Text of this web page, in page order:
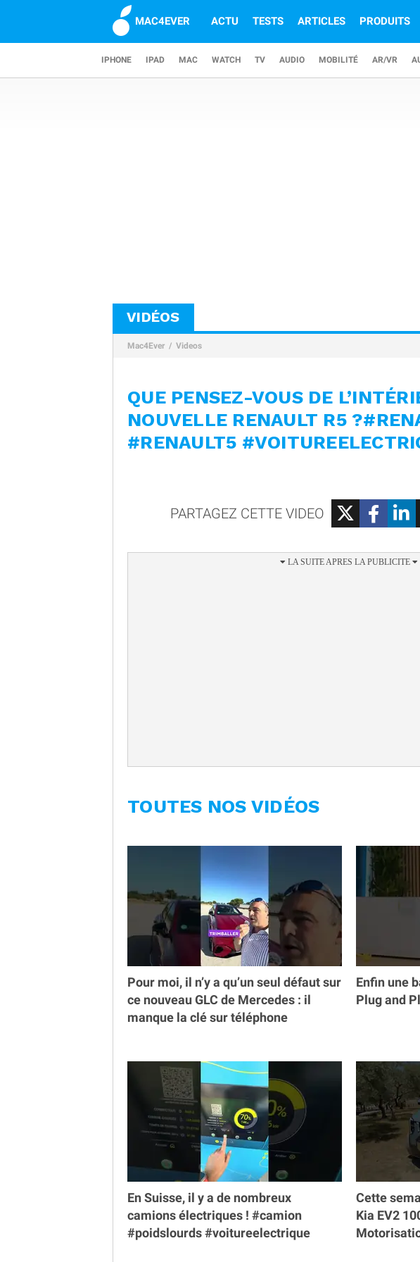
MAC4EVER ACTU TESTS ARTICLES PRODUITS
IPHONE IPAD MAC WATCH TV AUDIO MOBILITÉ AR/VR
VIDÉOS
Mac4Ever Videos
QUE PENSEZ-VOUS DE
NOUVELLE RENAULT R5
#RENAULT5
PARTAGEZ CETTE VIDEO
TOUTES NOS VIDÉOS
Pour moi, il n’y a qu’un seul défaut sur
ce nouveau GLC de Mercedes : il
manque la clé sur téléphone
Enfin une
Plug and
En Suisse, il y a de nombreux
camions électriques ! #camion
#poidslourds #voitureelectrique
Cette
Kia EV2